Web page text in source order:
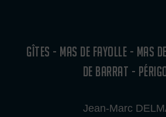
GÎTES - MAS DE FAYOLLE - MAS
DE BARRAT -
Jean-Marc